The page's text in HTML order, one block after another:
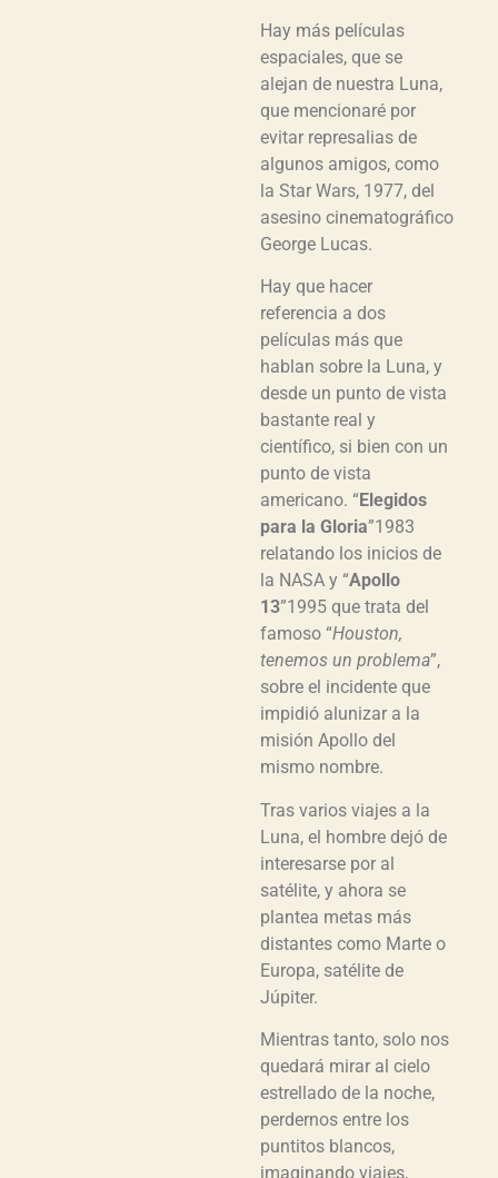
Hay más películas
espaciales, que se
alejan de nuestra Luna,
que mencionaré por
evitar represalias de
algunos amigos, como
la Star Wars, 1977, del
asesino cinematográfico
George Lucas.
Hay que hacer
referencia a dos
películas más que
hablan sobre la Luna, y
desde un punto de vista
bastante real y
científico, si bien con un
punto de vista
americano. “Elegidos
para la Gloria”1983
relatando los inicios de
la NASA y “Apollo
13”1995 que trata del
famoso “Houston,
tenemos un problema”,
sobre el incidente que
impidió alunizar a la
misión Apollo del
mismo nombre.
Tras varios viajes a la
Luna, el hombre dejó de
interesarse por al
satélite, y ahora se
plantea metas más
distantes como Marte o
Europa, satélite de
Júpiter.
Mientras tanto, solo nos
quedará mirar al cielo
estrellado de la noche,
perdernos entre los
puntitos blancos,
imaginando viajes,